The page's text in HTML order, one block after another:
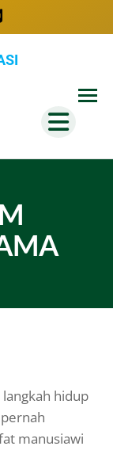
hidup
manusiawi